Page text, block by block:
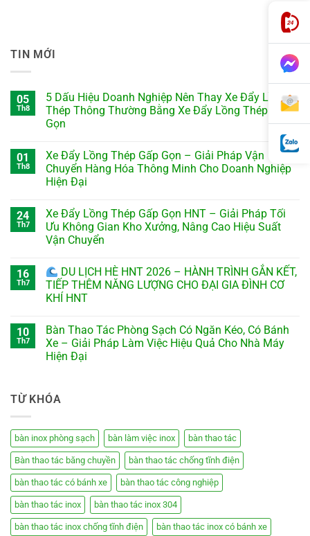
TIN MỚI
05
Th8
5 Dấu Hiệu Doanh Nghiệp Nên Thay Xe Đẩy Lồng
Thép Thông Thường Bằng Xe Đẩy Lồng Thép Gấp
Gọn
01
Th8
Xe Đẩy Lồng Thép Gấp Gọn – Giải Pháp Vận
Chuyển Hàng Hóa Thông Minh Cho Doanh Nghiệp
Hiện Đại
24
Th7
Xe Đẩy Lồng Thép Gấp Gọn HNT – Giải Pháp Tối
Ưu Không Gian Kho Xưởng, Nâng Cao Hiệu Suất
Vận Chuyển
16
Th7
DU LỊCH HÈ HNT 2026 – HÀNH TRÌNH GẮN KẾT,
TIẾP THÊM NĂNG LƯỢNG CHO ĐẠI GIA ĐÌNH CƠ
KHÍ HNT
10
Th7
Bàn Thao Tác Phòng Sạch Có Ngăn Kéo, Có Bánh
Xe – Giải Pháp Làm Việc Hiệu Quả Cho Nhà Máy
Hiện Đại
TỪ KHÓA
bàn inox phòng sạch bàn làm việc inox bàn thao tác
Bàn thao tác băng chuyền bàn thao tác chống tĩnh điện
bàn thao tác có bánh xe bàn thao tác công nghiệp
bàn thao tác inox bàn thao tác inox 304
bàn thao tác inox chống tĩnh điện bàn thao tác inox có bánh xe